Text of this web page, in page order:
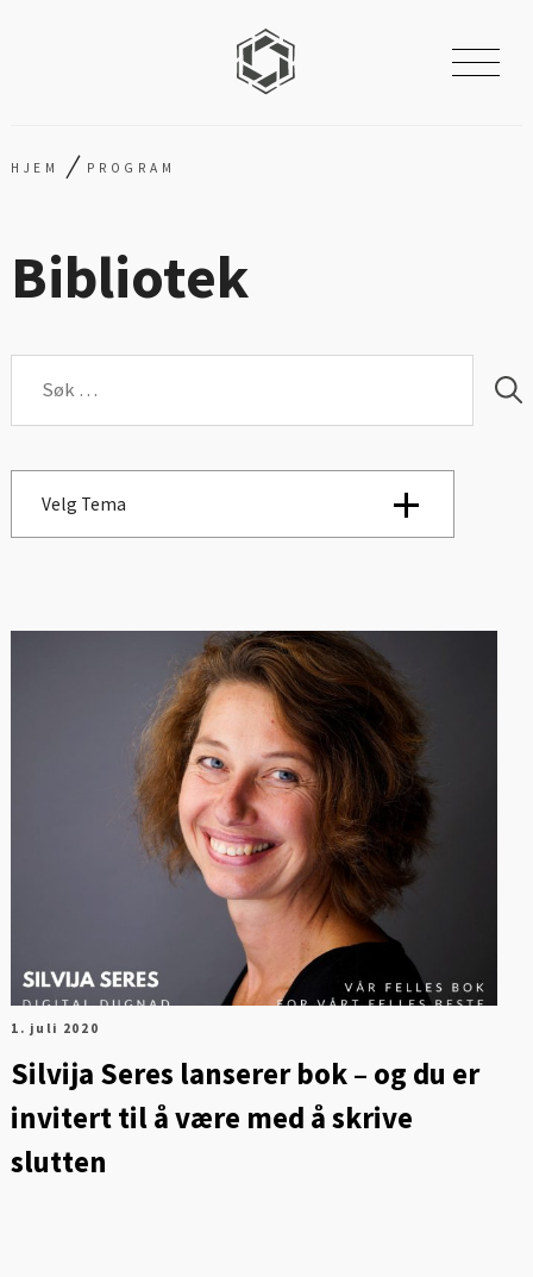
HJEM / PROGRAM
Bibliotek
etter:
Velg Tema
Digitalisering og ledelse
Energi og mobilitet
sirkulærøkonomi
Sikkerhet og samfunn
1. juli 2020
Silvija Seres lanserer bok – og du er
invitert til å være med å skrive
slutten